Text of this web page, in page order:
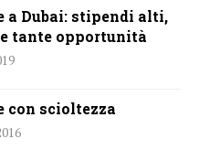
a Dubai: stipendi alti,
tante opportunità
con scioltezza